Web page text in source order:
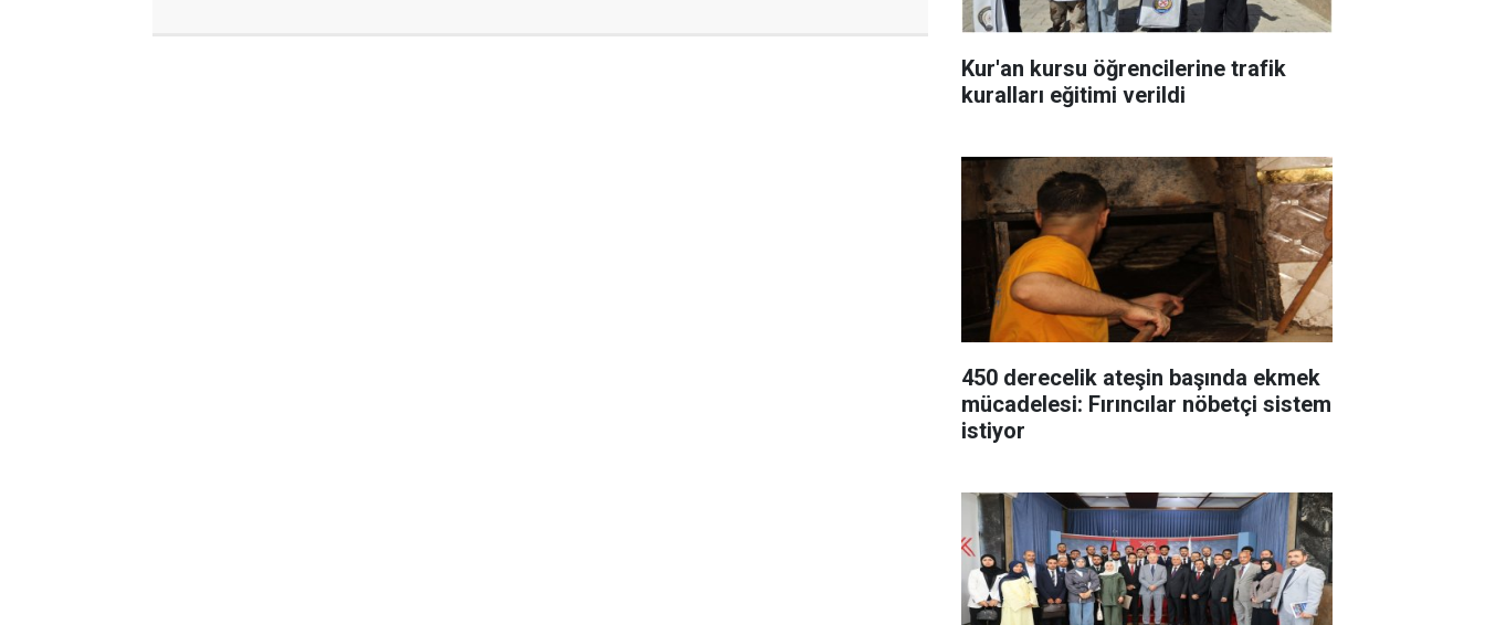
Kur'an kursu öğrencilerine trafik
kuralları eğitimi verildi
450 derecelik ateşin başında ekmek
mücadelesi: Fırıncılar nöbetçi sistem
istiyor